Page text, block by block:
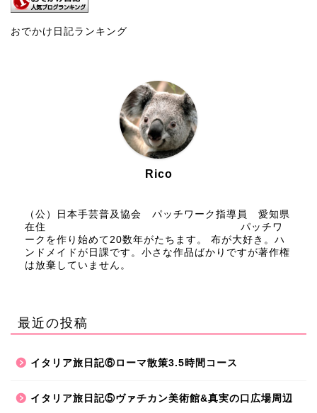
おでかけ日記ランキング
Rico
（公）日本手芸普及協会 パッチワーク指導員 愛知県
在住 パッチワ
ークを作り始めて20数年がたちます。 布が大好き。ハ
ンドメイドが日課です。小さな作品ばかりですが著作権
は放棄していません。
最近の投稿
イタリア旅日記⑥ローマ散策3.5時間コース
イタリア旅日記⑤ヴァチカン美術館&真実の口広場周辺